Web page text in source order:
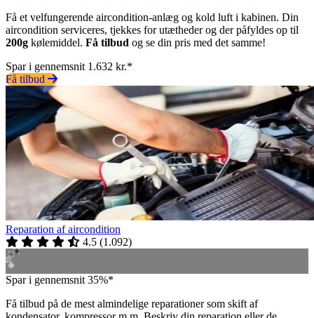
Få et velfungerende aircondition-anlæg og kold luft i kabinen. Din
aircondition serviceres, tjekkes for utætheder og der påfyldes op til
200g kølemiddel. Få tilbud og se din pris med det samme!
Spar i gennemsnit 1.632 kr.*
Få tilbud
Reparation af aircondition
4.5 (1.092)
Spar i gennemsnit 35%*
Få tilbud på de mest almindelige reparationer som skift af